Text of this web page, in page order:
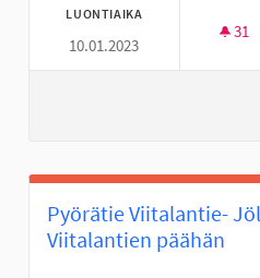
LUONTIAIKA
10.01.2023
31
Pyörätie Viitalantie-
Viitalantien päähän